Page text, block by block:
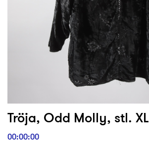
Tröja, Odd Molly, stl. XL
00:00:00